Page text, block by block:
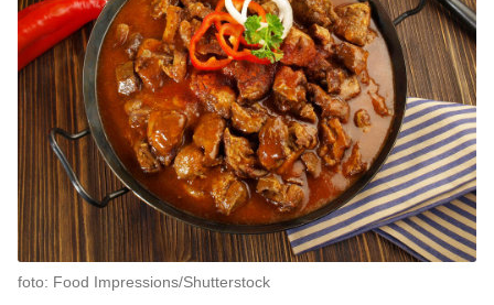
foto: Food Impressions/Shutterstock